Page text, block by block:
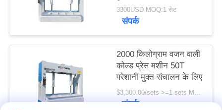
लिए
3300USD MOQ:1 सेट
संपर्क
2000 किलोग्राम वजन वाली
कोल्ड प्रेस मशीन 50T
परेशानी मुक्त संचालन के लिए
$3,300.00/sets >=1 sets MOQ:1 सेट
संपर्क